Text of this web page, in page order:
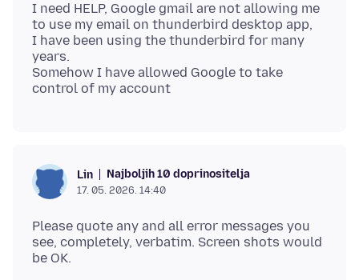
I need HELP, Google gmail are not allowing me
to use my email on thunderbird desktop app,
I have been using the thunderbird for many
years.
Somehow I have allowed Google to take
Lin Najboljih 10 doprinositelja
17. 05. 2026. 14:40
Please quote any and all error messages you
see, completely, verbatim. Screen shots would